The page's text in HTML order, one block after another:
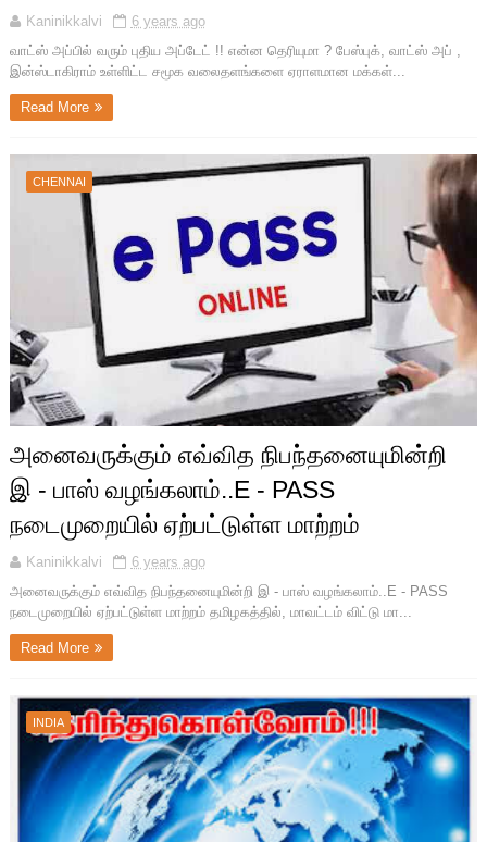
Kaninikkalvi
6 years ago
வாட்ஸ் அப்பில் வரும் புதிய அப்டேட் !! என்ன தெரியுமா ? பேஸ்புக், வாட்ஸ் அப் ,
இன்ஸ்டாகிராம் உள்ளிட்ட சமூக வலைதளங்களை ஏராளமான மக்கள்...
Read More
CHENNAI
அனைவருக்கும் எவ்வித நிபந்தனையுமின்றி
இ - பாஸ் வழங்கலாம்..E - PASS
நடைமுறையில் ஏற்பட்டுள்ள மாற்றம்
Kaninikkalvi
6 years ago
அனைவருக்கும் எவ்வித நிபந்தனையுமின்றி இ - பாஸ் வழங்கலாம்..E - PASS
நடைமுறையில் ஏற்பட்டுள்ள மாற்றம் தமிழகத்தில், மாவட்டம் விட்டு மா...
Read More
INDIA